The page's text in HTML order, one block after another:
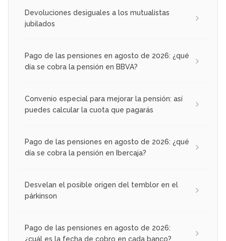
Devoluciones desiguales a los mutualistas
jubilados
Pago de las pensiones en agosto de 2026: ¿qué
día se cobra la pensión en BBVA?
Convenio especial para mejorar la pensión: así
puedes calcular la cuota que pagarás
Pago de las pensiones en agosto de 2026: ¿qué
día se cobra la pensión en Ibercaja?
Desvelan el posible origen del temblor en el
párkinson
Pago de las pensiones en agosto de 2026:
¿cuál es la fecha de cobro en cada banco?